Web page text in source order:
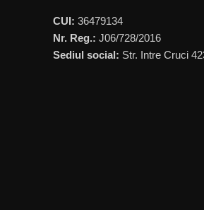
CUI: 36479134
Nr. Reg.: J06/728/2016
Sediul social: Str. Intre Cruci